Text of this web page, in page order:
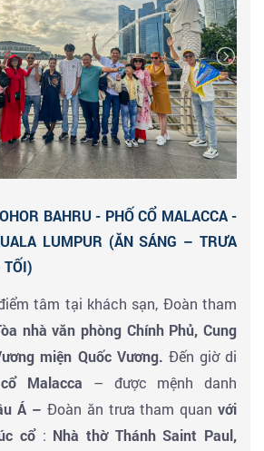
đưa đoàn đi tham quan chụp
The Bay– khu vườn với 18 siêu
thép, với các loài thực vật
Tham quantrung tâm vàng bạc
đầu tại Singapore, cửa hàng dầu
thuộc về chính phủ. Tham quan,
Singapore. Chụp hìnhnhà hát
Sands – là một trong những
nổi tiếng nhất quốc đảo Sư tử với
cao. Ngắm vòng xoaySingapore
nhà hàng và tự do khám phá
HOẶC Trải nghiệm SINGAPORE BY
cùng HDV bao gồm:Du thuyền
BAHRU - PHỐ CỔ MALACCA -
LUMPUR (ĂN SÁNG – TRƯA
TỐI)
tâm tại khách sạn, Đoàn tham
nhà văn phòng Chính Phủ, Cung
miện Quốc Vương. Đến giờ di
Malacca – được mệnh danh
Á – Đoàn ăn trưa tham quanvới
cổ: Nhà thờ Thánh Saint Paul,